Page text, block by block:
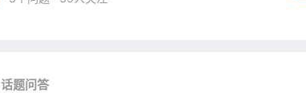
话题问答